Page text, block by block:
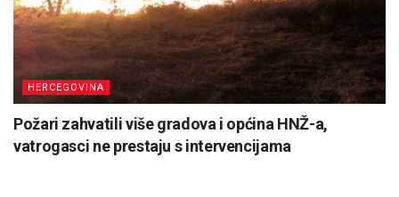
HERCEGOVINA
Požari zahvatili više gradova i općina HNŽ-a,
vatrogasci ne prestaju s intervencijama